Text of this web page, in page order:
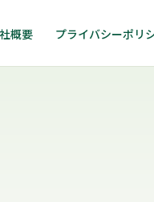
概要 プライバシーポリ